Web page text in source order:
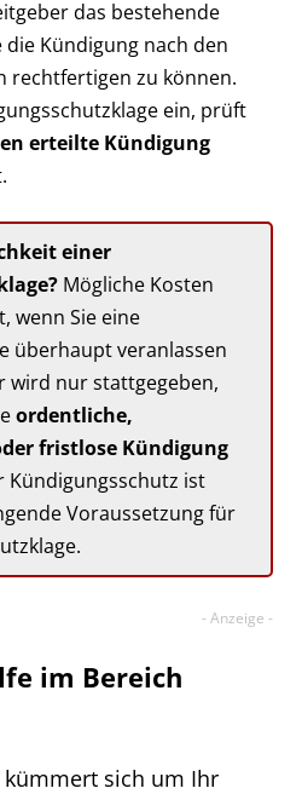
das bestehende
Kündigung nach den
rechtfertigen zu können.
ein, prüft
erteilte Kündigung
einer
Mögliche Kosten
wenn Sie eine
überhaupt veranlassen
wird nur stattgegeben,
ordentliche,
fristlose Kündigung
Kündigungsschutz ist
Voraussetzung für
im Bereich
sich um Ihr